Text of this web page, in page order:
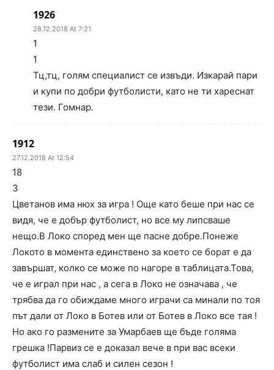
1926
28.12.2018 At 7:21
1
1
Тц,тц, голям специалист се извъди. Изкарай пари
и купи по добри футболисти, като не ти хареснат
тези. Гомнар.
1912
27.12.2018 At 12:54
18
3
Цветанов има нюх за игра ! Още като беше при нас се
видя, че е добър футболист, но все му липсваше
нещо.В Локо според мен ще пасне добре.Понеже
Локото в момента единствено за което се борат е да
завършат, колко се може по нагоре в таблицата.Това,
че е играл при нас , а сега в Локо не означава , че
трябва да го обиждаме много играчи са минали по тоя
път дали от Локо в Ботев или от Ботев в Локо все тая !
Но ако го размените за Умарбаев ще бъде голяма
грешка !Парвиз се е доказал вече в при вас всеки
футболист има слаб и силен сезон !